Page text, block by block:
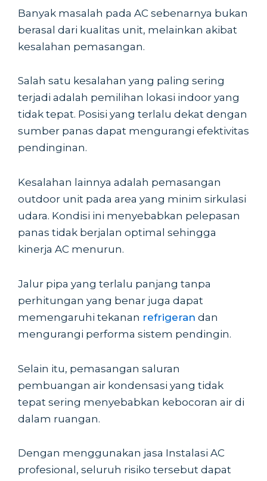
Banyak masalah pada AC sebenarnya bukan
berasal dari kualitas unit, melainkan akibat
kesalahan pemasangan.
Salah satu kesalahan yang paling sering
terjadi adalah pemilihan lokasi indoor yang
tidak tepat. Posisi yang terlalu dekat dengan
sumber panas dapat mengurangi efektivitas
pendinginan.
Kesalahan lainnya adalah pemasangan
outdoor unit pada area yang minim sirkulasi
udara. Kondisi ini menyebabkan pelepasan
panas tidak berjalan optimal sehingga
kinerja AC menurun.
Jalur pipa yang terlalu panjang tanpa
perhitungan yang benar juga dapat
memengaruhi tekanan refrigeran dan
mengurangi performa sistem pendingin.
Selain itu, pemasangan saluran
pembuangan air kondensasi yang tidak
tepat sering menyebabkan kebocoran air di
dalam ruangan.
Dengan menggunakan jasa Instalasi AC
profesional, seluruh risiko tersebut dapat